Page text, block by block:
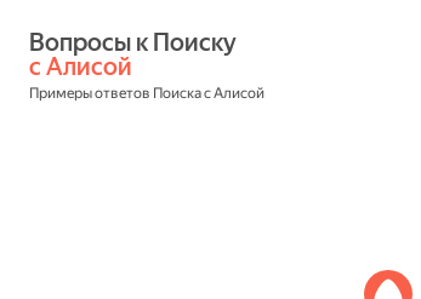
с Алисой
Примеры ответов Поиска с Алисой